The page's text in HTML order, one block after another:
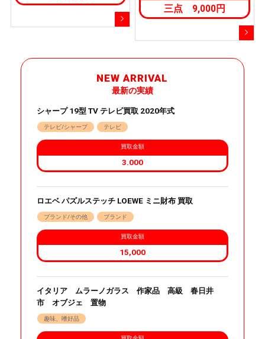
三点 9,000円
NEW ARRIVAL
最新の実績
シャープ 19型 TV テレビ買取 2020年式
テレビ/シャープ テレビ
買取金額
3.000
ロエベ パズルステッチ LOEWE ミニ財布 買取
ブランド/その他 ブランド
買取金額
15,000
イタリア ムラーノガラス 作家品 高級 春日井
市 オブジェ 置物
趣味、嗜好品